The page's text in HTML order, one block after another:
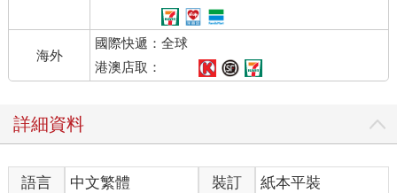
海外
國際快遞：全球
港澳店取：
詳細資料
語言 中文繁體 裝訂
紙本平裝